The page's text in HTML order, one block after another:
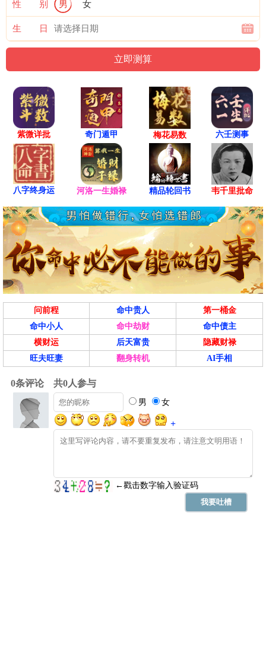
性 别 男 女
生 日
紫微详批 奇门遁甲 梅花易数 六壬测事
八字终身运 河洛一生婚禄 精品轮回书 韦千里批命
问前程 命中贵人
第一桶金
命中小人
命中劫财
命中债主
横财运
后天富贵
隐藏财禄
旺夫旺妻
翻身转机 AI手相